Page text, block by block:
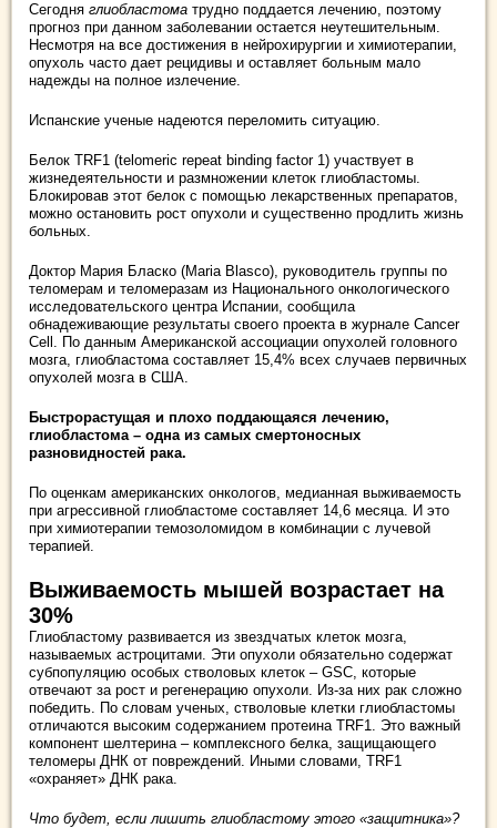
Сегодня глиобластома трудно поддается лечению, поэтому
прогноз при данном заболевании остается неутешительным.
Несмотря на все достижения в нейрохирургии и химиотерапии,
опухоль часто дает рецидивы и оставляет больным мало
надежды на полное излечение.
Испанские ученые надеются переломить ситуацию.
Белок TRF1 (telomeric repeat binding factor 1) участвует в
жизнедеятельности и размножении клеток глиобластомы.
Блокировав этот белок с помощью лекарственных препаратов,
можно остановить рост опухоли и существенно продлить жизнь
больных.
Доктор Мария Бласко (Maria Blasco), руководитель группы по
теломерам и теломеразам из Национального онкологического
исследовательского центра Испании, сообщила
обнадеживающие результаты своего проекта в журнале Cancer
Cell. По данным Американской ассоциации опухолей головного
мозга, глиобластома составляет 15,4% всех случаев первичных
опухолей мозга в США.
Быстрорастущая и плохо поддающаяся лечению,
глиобластома – одна из самых смертоносных
разновидностей рака.
По оценкам американских онкологов, медианная выживаемость
при агрессивной глиобластоме составляет 14,6 месяца. И это
при химиотерапии темозоломидом в комбинации с лучевой
терапией.
Выживаемость мышей возрастает на
30%
Глиобластому развивается из звездчатых клеток мозга,
называемых астроцитами. Эти опухоли обязательно содержат
субпопуляцию особых стволовых клеток – GSC, которые
отвечают за рост и регенерацию опухоли. Из-за них рак сложно
победить. По словам ученых, стволовые клетки глиобластомы
отличаются высоким содержанием протеина TRF1. Это важный
компонент шелтерина – комплексного белка, защищающего
теломеры ДНК от повреждений. Иными словами, TRF1
«охраняет» ДНК рака.
Что будет, если лишить глиобластому этого «защитника»?